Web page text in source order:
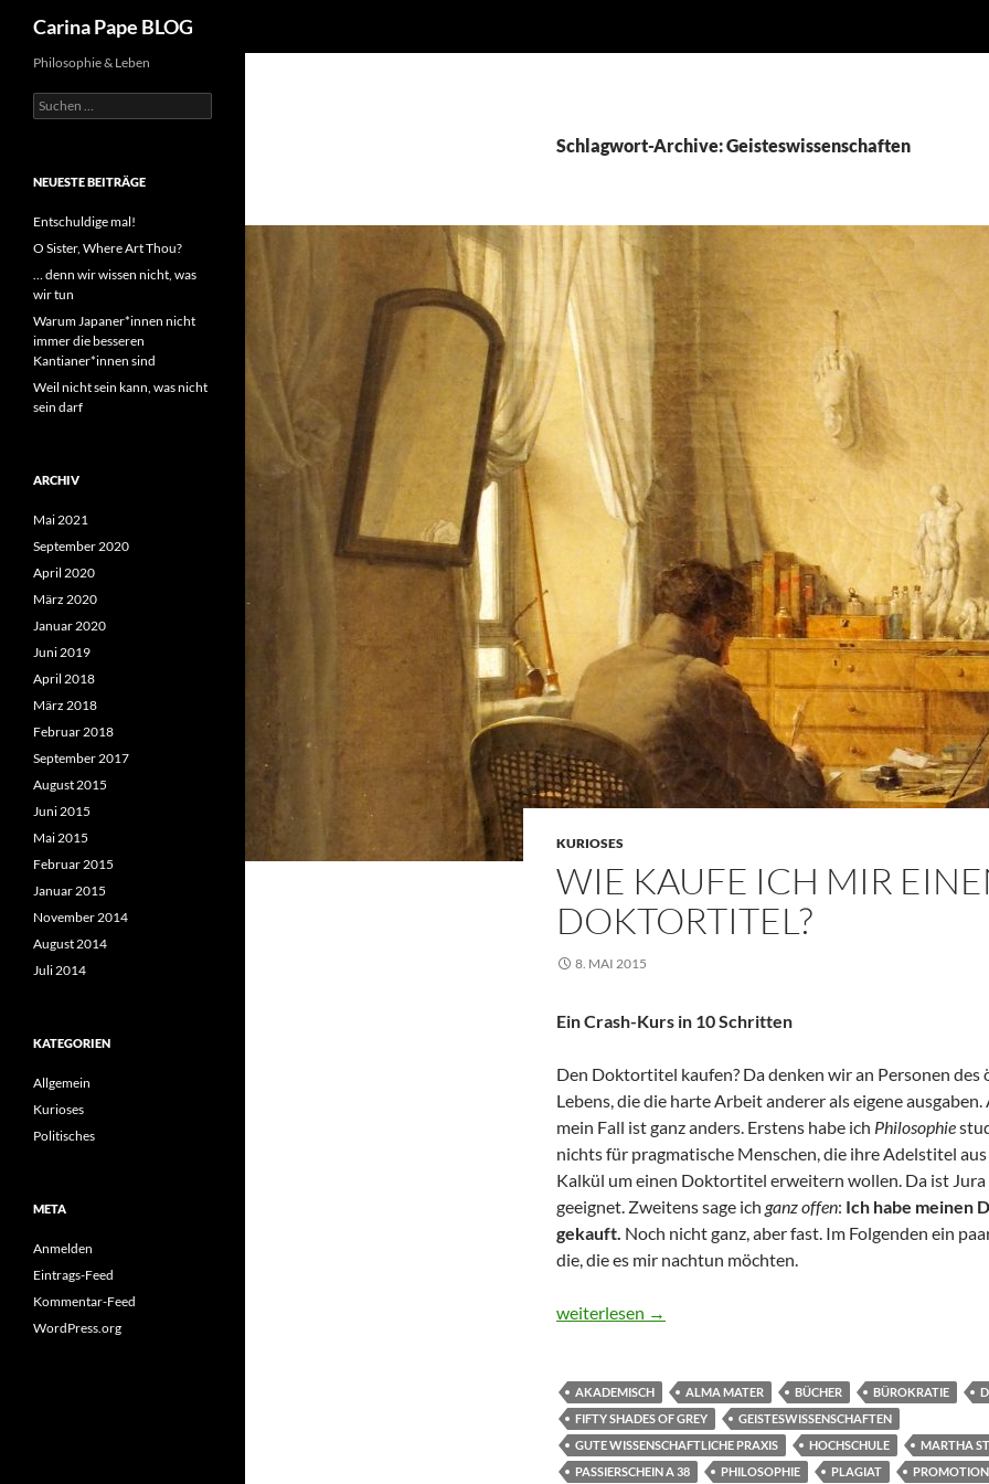
Carina Pape BLOG
Schlagwort-Archive: Geisteswissenschaften
KURIOSES
WIE KAUFE ICH MIR
DOKTORTITEL?
8. MAI 2015
Ein Crash-Kurs in 10 Schritten
Den Doktortitel kaufen? Da denken wir an Personen des
Lebens, die die harte Arbeit anderer als eigene ausgaben.
mein Fall ist ganz anders. Erstens habe ich Philosophie
nichts für pragmatische Menschen, die ihre Adelstitel
Kalkül um einen Doktortitel erweitern wollen. Da ist Jura
geeignet. Zweitens sage ich ganz offen: Ich habe meinen
gekauft. Noch nicht ganz, aber fast. Im Folgenden ein
die, die es mir nachtun möchten.
Wie kaufe ich mir einen Doktortitel?
weiterlesen →
AKADEMISCH ALMA MATER BÜCHER BÜROKRATIE
FIFTY SHADES OF GREY
GEISTESWISSENSCHAFTEN
GUTE WISSENSCHAFTLICHE PRAXIS
HOCHSCHULE
MARTHA
PASSIERSCHEIN A 38
PHILOSOPHIE PLAGIAT PROMOTION
Philosophie & Leben
Suchen
nach:
NEUESTE BEITRÄGE
Entschuldige mal!
O Sister, Where Art Thou?
… denn wir wissen nicht, was
wir tun
Warum Japaner*innen nicht
immer die besseren
Kantianer*innen sind
Weil nicht sein kann, was nicht
sein darf
ARCHIV
Mai 2021
September 2020
April 2020
März 2020
Januar 2020
Juni 2019
April 2018
März 2018
Februar 2018
September 2017
August 2015
Juni 2015
Mai 2015
Februar 2015
Januar 2015
November 2014
August 2014
Juli 2014
KATEGORIEN
Allgemein
Kurioses
Politisches
META
Anmelden
Eintrags-Feed
Kommentar-Feed
WordPress.org